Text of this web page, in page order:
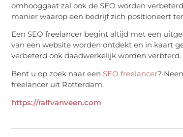
omhooggaat zal ook de SEO worden
manier waarop een bedrijf zich positioneert
Een SEO freelancer begint altijd met een
van een website worden ontdekt en in kaart
verbeterd ook daadwerkelijk worden verbterd.
Bent u op zoek naar een SEO freelancer?
freelancer uit Rotterdam.
https://ralfvanveen.com